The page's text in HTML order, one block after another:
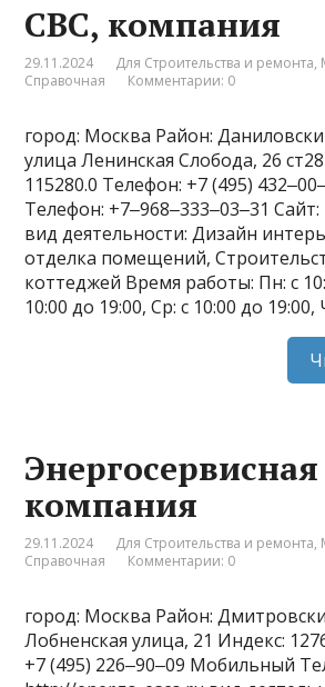
CBC, компания
29.11.2024 Для Строительства и ремонта,
Справочная
Комментарии: 0
город: Москва Район:
улица Ленинская Слобода, 26
115280.0 Телефон: +7 (495)
Телефон: +7‒968‒333‒03‒31
вид деятельности: Дизайн
отделка помещений,
коттеджей Время работы: Пн: с
10:00 до 19:00, Ср: с 10:00 до 19:00,
Энергосервисная
компания
29.11.2024 Для Строительства и ремонта,
Справочная
Комментарии: 0
город: Москва Район:
Лобненская улица, 21 Индекс:
+7 (495) 226‒90‒09 Мобильный